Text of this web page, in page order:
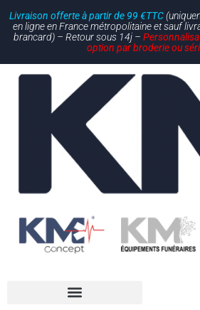
Livraison offerte à partir de 99 €TTC
en ligne en France métropolitaine et sauf
brancard) – Retour sous 14j –
option par broderie ou